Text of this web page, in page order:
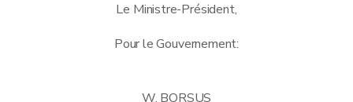
Le Ministre-Président,
Pour le Gouvernement:
W. BORSUS